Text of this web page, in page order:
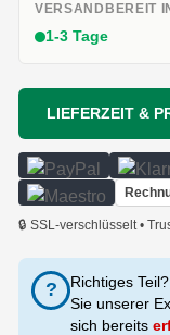
VERSANDBEREIT
1-3 Tage
LIEFERZEIT &
🔒 SSL-verschlüsselt •
? Richtiges Teil?
Sie unserer
sich bereits